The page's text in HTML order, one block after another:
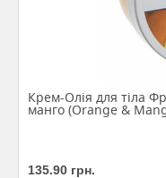
Крем-Олія для тіла
манго (Orange &
135.90 грн.